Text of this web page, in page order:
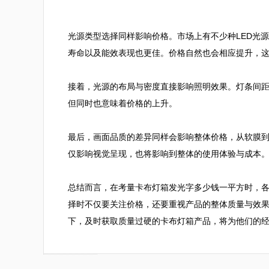
光源类型选择同样影响价格。市场上有不少种LED光
寿命以及能效表现也更佳。价格自然也会相应提升，
接着，光源的布局与密度直接影响照明效果。灯条间
但同时也意味着价格的上升。
最后，画面品质的差异同样会影响整体价格，从软膜
仅影响视觉呈现，也将影响到整体的使用体验与成本。
总结而言，在考量卡布灯箱发光字多少钱一平方时，
择时不仅要关注价格，还要重视产品的整体质量与效
下，及时获取质量过硬的卡布灯箱产品，将为他们的